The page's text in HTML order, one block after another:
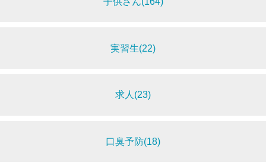
実習生(22)
求人(23)
口臭予防(18)